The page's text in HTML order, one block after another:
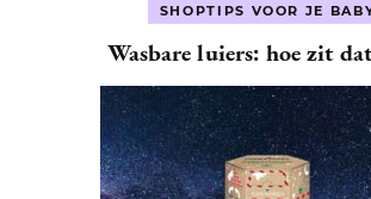
SHOPTIPS VOOR JE
Wasbare luiers: hoe zit